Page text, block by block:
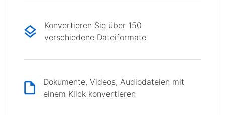
Konvertieren Sie über 150
verschiedene Dateiformate
Dokumente, Videos, Audiodateien mit
einem Klick konvertieren